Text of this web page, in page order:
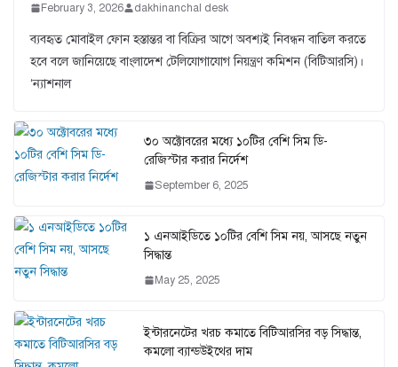
February 3, 2026 dakhinanchal desk
ব্যবহৃত মোবাইল ফোন হস্তান্তর বা বিক্রির আগে অবশ্যই নিবন্ধন বাতিল করতে
হবে বলে জানিয়েছে বাংলাদেশ টেলিযোগাযোগ নিয়ন্ত্রণ কমিশন (বিটিআরসি)।
‘ন্যাশনাল
৩০ অক্টোবরের মধ্যে ১০টির বেশি সিম ডি-
রেজিস্টার করার নির্দেশ
September 6, 2025
১ এনআইডিতে ১০টির বেশি সিম নয়, আসছে নতুন
সিদ্ধান্ত
May 25, 2025
ইন্টারনেটের খরচ কমাতে বিটিআরসির বড় সিদ্ধান্ত,
কমলো ব্যান্ডউইথের দাম